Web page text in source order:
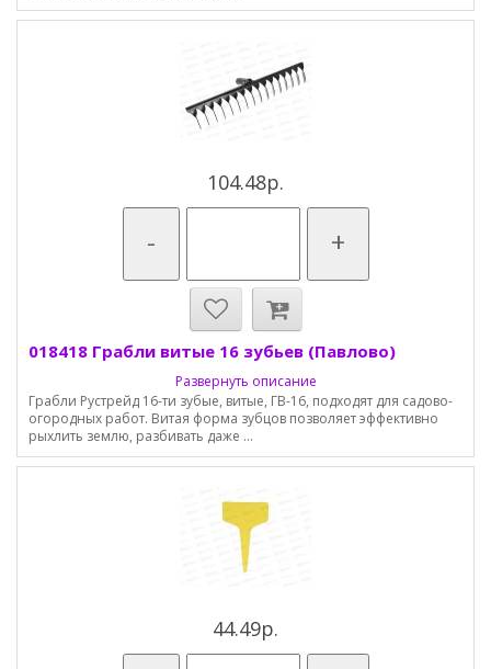
104.48р.
- +
018418 Грабли витые 16 зубьев (Павлово)
Развернуть описание
Грабли Рустрейд 16-ти зубые, витые, ГВ-16, подходят для садово-
огородных работ. Витая форма зубцов позволяет эффективно
рыхлить землю, разбивать даже ...
44.49р.